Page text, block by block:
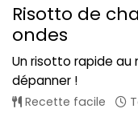
Risotto de
ondes
Un risotto rapide au
dépanner !
Recette facile